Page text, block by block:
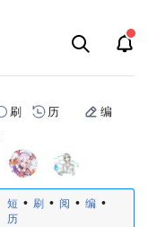
刷 历 编
短 • 刷 • 阅 • 编 •
历